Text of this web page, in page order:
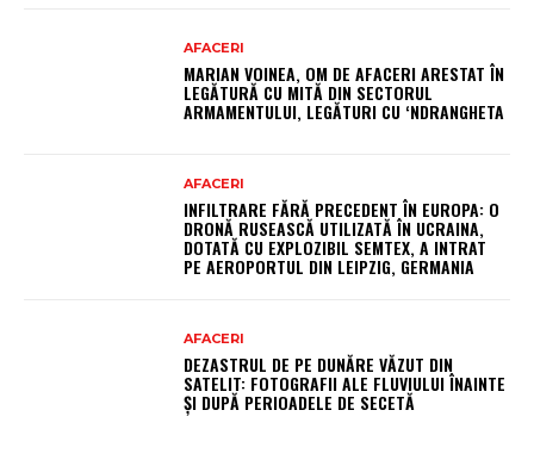
AFACERI
MARIAN VOINEA, OM DE AFACERI ARESTAT ÎN
LEGĂTURĂ CU MITĂ DIN SECTORUL
ARMAMENTULUI, LEGĂTURI CU ‘NDRANGHETA
AFACERI
INFILTRARE FĂRĂ PRECEDENT ÎN EUROPA: O
DRONĂ RUSEASCĂ UTILIZATĂ ÎN UCRAINA,
DOTATĂ CU EXPLOZIBIL SEMTEX, A INTRAT
PE AEROPORTUL DIN LEIPZIG, GERMANIA
AFACERI
DEZASTRUL DE PE DUNĂRE VĂZUT DIN
SATELIT: FOTOGRAFII ALE FLUVIULUI ÎNAINTE
ȘI DUPĂ PERIOADELE DE SECETĂ